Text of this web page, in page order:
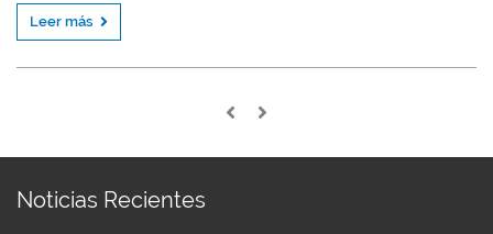
Leer más
Noticias Recientes